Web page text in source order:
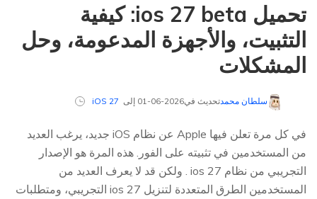
تحميل ios 27 beta: كيفية
التثبيت، والأجهزة المدعومة، وحل
المشكلات
سلطان محمدتحديث في2026-06-01 إلى iOS 27
في كل مرة تعلن فيها Apple عن نظام iOS جديد، يرغب العديد
من المستخدمين في تثبيته على الفور. هذه المرة هو الإصدار
التجريبي من نظام ios 27 . ولكن قد لا يعرف العديد من
المستخدمين الطرق المتعددة لتنزيل ios 27 التجريبي، ومتطلبات